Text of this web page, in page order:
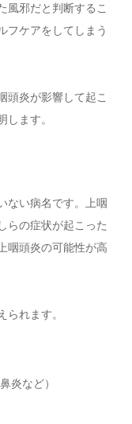
風邪だと判断するこ
フケアをしてしまう
頭炎が影響して起こ
します。
ない病名です。上咽
らの症状が起こった
咽頭炎の可能性が高
られます。
炎など）